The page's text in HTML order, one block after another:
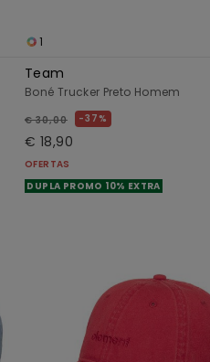
1
Team
Boné Trucker Preto Homem
€ 30,00 37%
€ 18,90
OFERTAS
DUPLA PROMO 10% EXTRA